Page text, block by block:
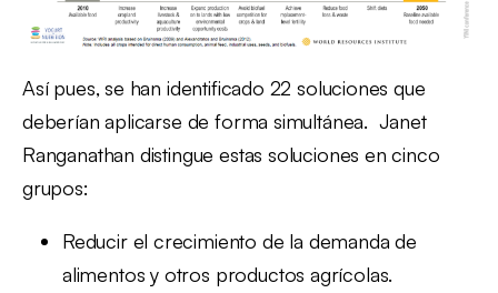
Así pues, se han identificado 22 soluciones que
deberían aplicarse de forma simultánea. Janet
Ranganathan distingue estas soluciones en cinco
grupos:
Reducir el crecimiento de la demanda de
alimentos y otros productos agrícolas.